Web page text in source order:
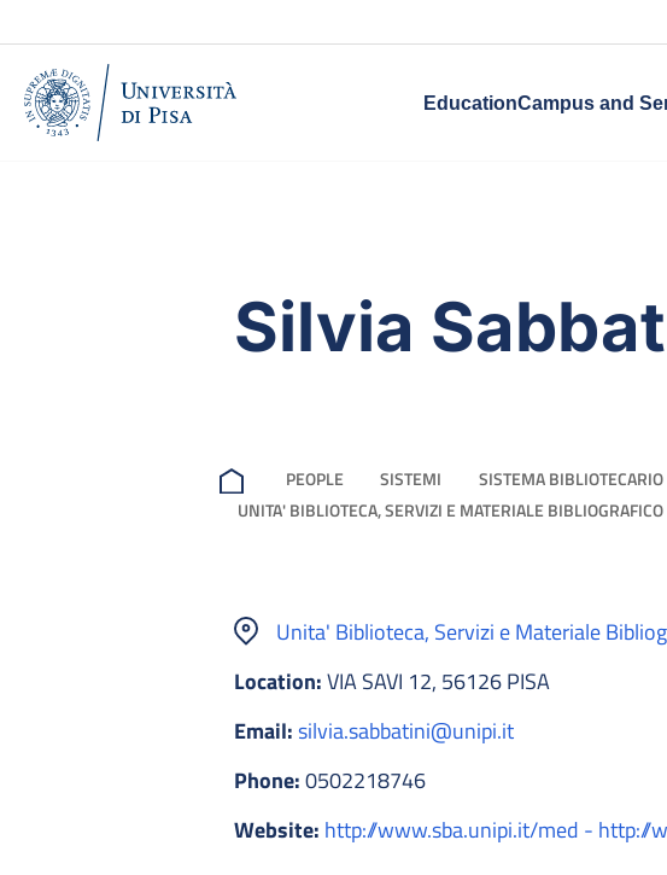
EducationCampus and
Silvia
PEOPLE SISTEMI SISTEMA
UNITA' BIBLIOTECA, SERVIZI E MATERIALE BIBLIOGRAFICO
Unita' Biblioteca, Servizi e Materiale
Location:VIA SAVI 12, 56126 PISA
Email:silvia.sabbatini@unipi.it
Phone:0502218746
Website: http://www.sba.unipi.it/med - http://